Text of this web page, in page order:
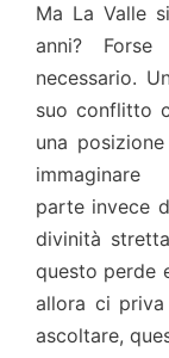
Ma La Valle
anni?
necessario.
suo conflitto
una
parte invece
divinità
questo perde
allora ci
ascoltare,